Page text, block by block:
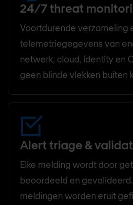
24/7 threat
Voortdurende verzameling
telemetriegegevens van
netwerk, cloud, identity en
geen blinde vlekken buiten
Alert triage &
Elke melding wordt door
beoordeeld en
meldingen worden eruit